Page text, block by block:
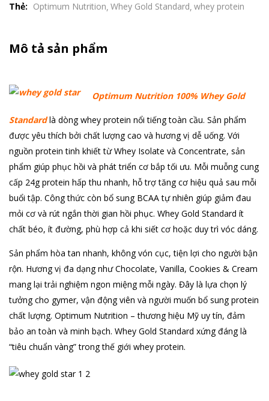
Thẻ: Optimum Nutrition Whey Gold Standard whey protein
Mô tả sản phẩm
Optimum Nutrition 100% Whey Gold
Standard là dòng whey protein nổi tiếng toàn cầu. Sản phẩm
được yêu thích bởi chất lượng cao và hương vị dễ uống. Với
nguồn protein tinh khiết từ Whey Isolate và Concentrate, sản
phẩm giúp phục hồi và phát triển cơ bắp tối ưu. Mỗi muỗng cung
cấp 24g protein hấp thu nhanh, hỗ trợ tăng cơ hiệu quả sau mỗi
buổi tập. Công thức còn bổ sung BCAA tự nhiên giúp giảm đau
mỏi cơ và rút ngắn thời gian hồi phục. Whey Gold Standard ít
chất béo, ít đường, phù hợp cả khi siết cơ hoặc duy trì vóc dáng.
Sản phẩm hòa tan nhanh, không vón cục, tiện lợi cho người bận
rộn. Hương vị đa dạng như Chocolate, Vanilla, Cookies & Cream
mang lại trải nghiệm ngon miệng mỗi ngày. Đây là lựa chọn lý
tưởng cho gymer, vận động viên và người muốn bổ sung protein
chất lượng. Optimum Nutrition – thương hiệu Mỹ uy tín, đảm
bảo an toàn và minh bạch. Whey Gold Standard xứng đáng là
“tiêu chuẩn vàng” trong thế giới whey protein.